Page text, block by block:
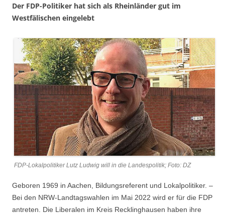
Der FDP-Politiker hat sich als Rheinländer gut im
Westfälischen eingelebt
FDP-Lokalpolitiker Lutz Ludwig will in die Landespolitik; Foto: DZ
Geboren 1969 in Aachen, Bildungsreferent und Lokalpolitiker. –
Bei den NRW-Landtagswahlen im Mai 2022 wird er für die FDP
antreten. Die Liberalen im Kreis Recklinghausen haben ihre